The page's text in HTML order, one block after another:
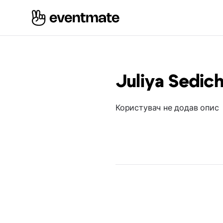
Juliya
Користувач не додав опис